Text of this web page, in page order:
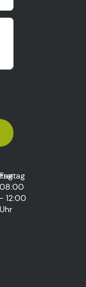
Freitag
08:00
- 12:00
Uhr